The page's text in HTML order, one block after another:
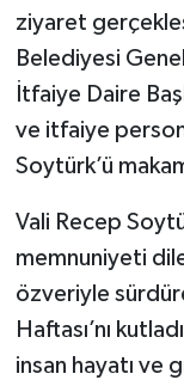
ziyaret
Belediyesi
İtfaiye Daire
ve itfaiye
Soytürk’ü
Vali Recep
memnuniyeti
özveriyle
Haftası’nı
insan hayatı ve